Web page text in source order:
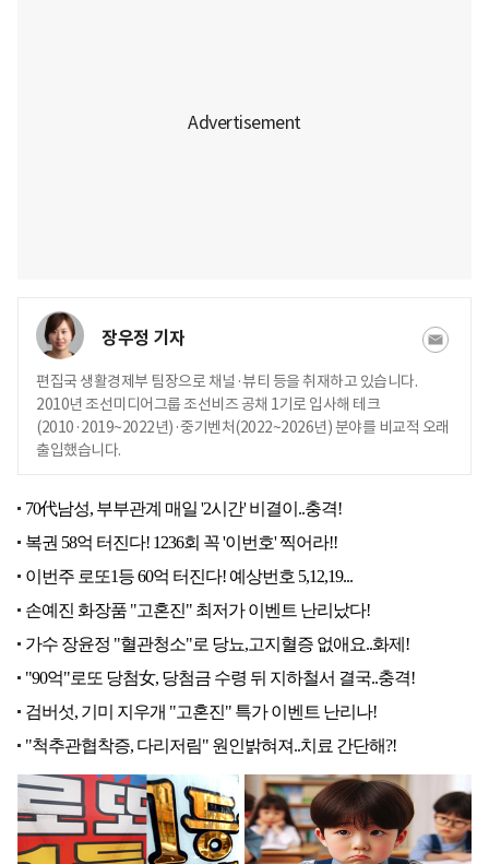
장우정 기자
편집국 생활경제부 팀장으로 채널·뷰티 등을 취재하고 있습니다.
2010년 조선미디어그룹 조선비즈 공채 1기로 입사해 테크
(2010·2019~2022년)·중기벤처(2022~2026년) 분야를 비교적 오래
출입했습니다.